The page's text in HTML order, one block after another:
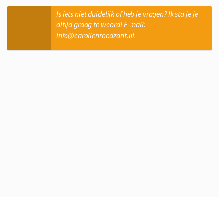
Is iets niet duidelijk of heb je vragen? Ik sta je je
altijd graag te woord! E-mail:
info@carolienroodzant.nl.